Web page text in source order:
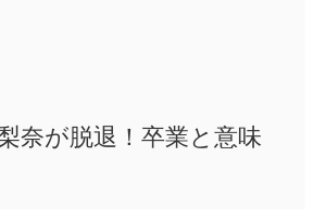
奈が脱退！卒業と意味